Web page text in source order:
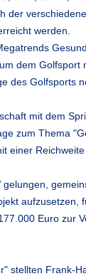
der
werden.
dem Golfsport
des Golfsports
mit dem
zum Thema
einer
aufzusetzen,
Euro zur
stellten Frank-